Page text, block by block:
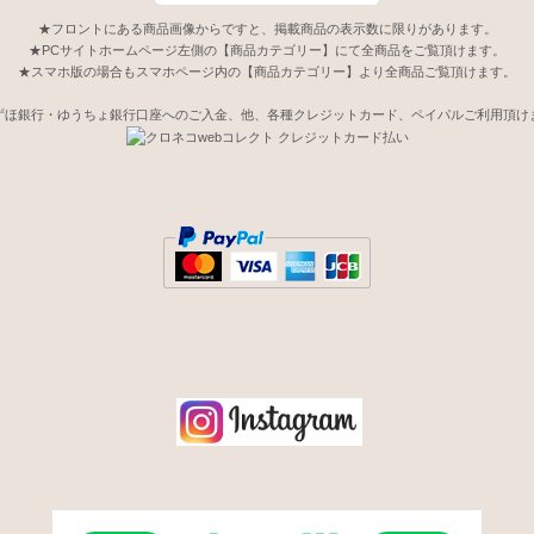
★フロントにある商品画像からですと、掲載商品の表示数に限りがあります。
★PCサイトホームページ左側の【商品カテゴリー】にて全商品をご覧頂けます。
★スマホ版の場合もスマホページ内の【商品カテゴリー】より全商品ご覧頂けます。
銀行・ゆうちょ銀行口座へのご入金、他、各種クレジットカード、ペイパルご利用頂け